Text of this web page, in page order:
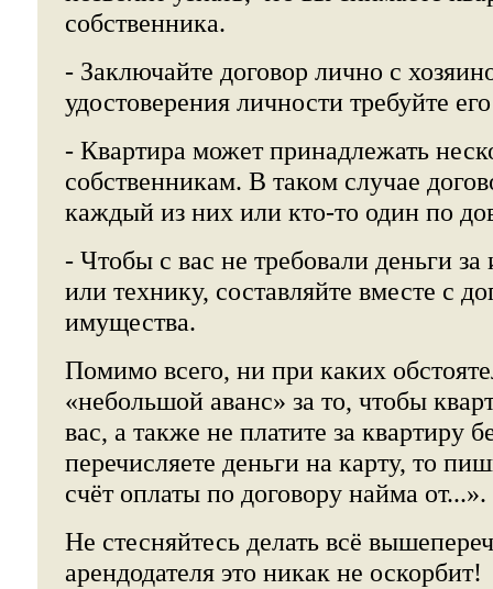
собственника.
- Заключайте договор лично с
удостоверения личности требуйте
- Квартира может принадлежать
собственникам. В таком случае
каждый из них или кто-то один по
- Чтобы с вас не требовали деньги
или технику, составляйте вместе с
имущества.
Помимо всего, ни при каких
«небольшой аванс» за то, чтобы
вас, а также не платите за квартиру
перечисляете деньги на карту, то
счёт оплаты по договору найма от...».
Не стесняйтесь делать всё
арендодателя это никак не оскорбит!